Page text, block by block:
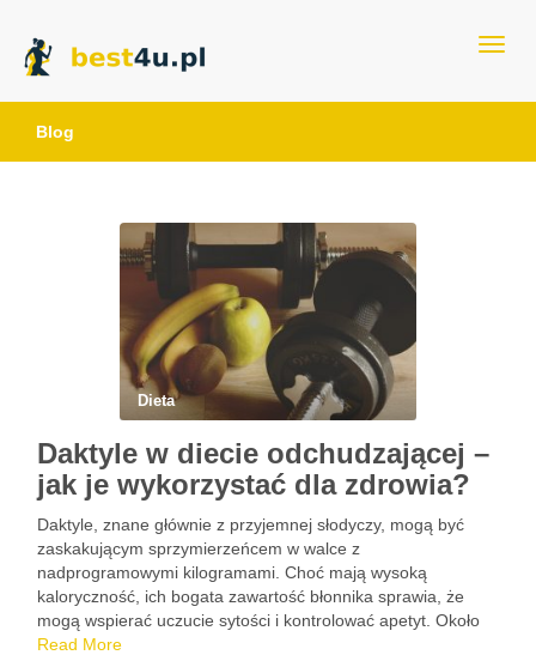
best4u.pl
Blog
Dieta
Daktyle w diecie odchudzającej –
jak je wykorzystać dla zdrowia?
Daktyle, znane głównie z przyjemnej słodyczy, mogą być
zaskakującym sprzymierzeńcem w walce z
nadprogramowymi kilogramami. Choć mają wysoką
kaloryczność, ich bogata zawartość błonnika sprawia, że
mogą wspierać uczucie sytości i kontrolować apetyt. Około
2-3 daktyli dziennie, spożywane w umiarze, mogą dostarczyć
Read More